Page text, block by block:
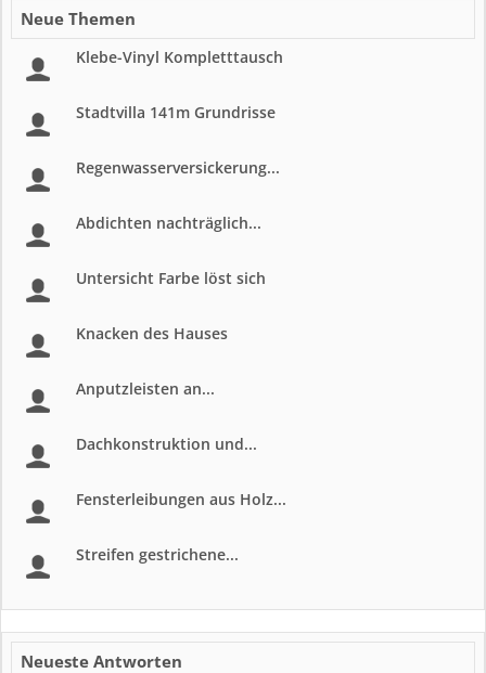
Neue Themen
Klebe-Vinyl Kompletttausch
Stadtvilla 141m Grundrisse
Regenwasserversickerung...
Abdichten nachträglich...
Untersicht Farbe löst sich
Knacken des Hauses
Anputzleisten an...
Dachkonstruktion und...
Fensterleibungen aus Holz...
Streifen gestrichene...
Neueste Antworten